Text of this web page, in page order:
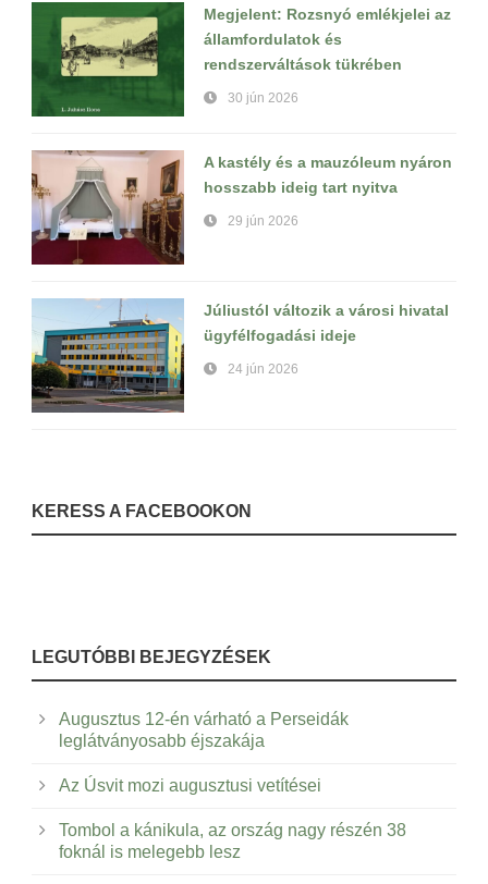
Megjelent: Rozsnyó emlékjelei az
államfordulatok és
rendszerváltások tükrében
30 jún 2026
A kastély és a mauzóleum nyáron
hosszabb ideig tart nyitva
29 jún 2026
Júliustól változik a városi hivatal
ügyfélfogadási ideje
24 jún 2026
KERESS A FACEBOOKON
LEGUTÓBBI BEJEGYZÉSEK
Augusztus 12-én várható a Perseidák
leglátványosabb éjszakája
Az Úsvit mozi augusztusi vetítései
Tombol a kánikula, az ország nagy részén 38
foknál is melegebb lesz